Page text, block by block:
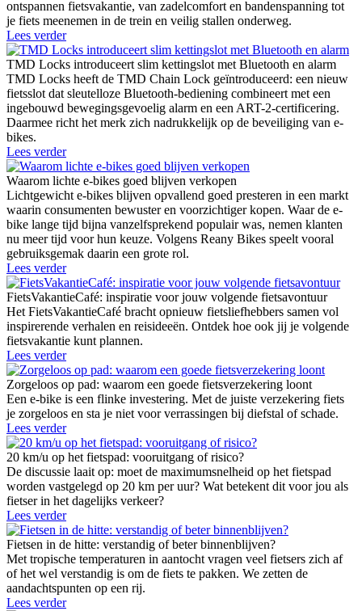
ontspannen fietsvakantie, van zadelcomfort en bandenspanning tot
je fiets meenemen in de trein en veilig stallen onderweg.
Lees verder
TMD Locks introduceert slim kettingslot met Bluetooth en alarm
TMD Locks heeft de TMD Chain Lock geïntroduceerd: een nieuw
fietsslot dat sleutelloze Bluetooth-bediening combineert met een
ingebouwd bewegingsgevoelig alarm en een ART-2-certificering.
Daarmee richt het merk zich nadrukkelijk op de beveiliging van e-
bikes.
Lees verder
Waarom lichte e-bikes goed blijven verkopen
Lichtgewicht e-bikes blijven opvallend goed presteren in een markt
waarin consumenten bewuster en voorzichtiger kopen. Waar de e-
bike lange tijd bijna vanzelfsprekend populair was, nemen klanten
nu meer tijd voor hun keuze. Volgens Reany Bikes speelt vooral
gebruiksgemak daarin een grote rol.
Lees verder
FietsVakantieCafé: inspiratie voor jouw volgende fietsavontuur
Het FietsVakantieCafé bracht opnieuw fietsliefhebbers samen vol
inspirerende verhalen en reisideeën. Ontdek hoe ook jij je volgende
fietsvakantie kunt plannen.
Lees verder
Zorgeloos op pad: waarom een goede fietsverzekering loont
Een e-bike is een flinke investering. Met de juiste verzekering fiets
je zorgeloos en sta je niet voor verrassingen bij diefstal of schade.
Lees verder
20 km/u op het fietspad: vooruitgang of risico?
De discussie laait op: moet de maximumsnelheid op het fietspad
worden vastgelegd op 20 km per uur? Wat betekent dit voor jou als
fietser in het dagelijks verkeer?
Lees verder
Fietsen in de hitte: verstandig of beter binnenblijven?
Met tropische temperaturen in aantocht vragen veel fietsers zich af
of het wel verstandig is om de fiets te pakken. We zetten de
aandachtspunten op een rij.
Lees verder